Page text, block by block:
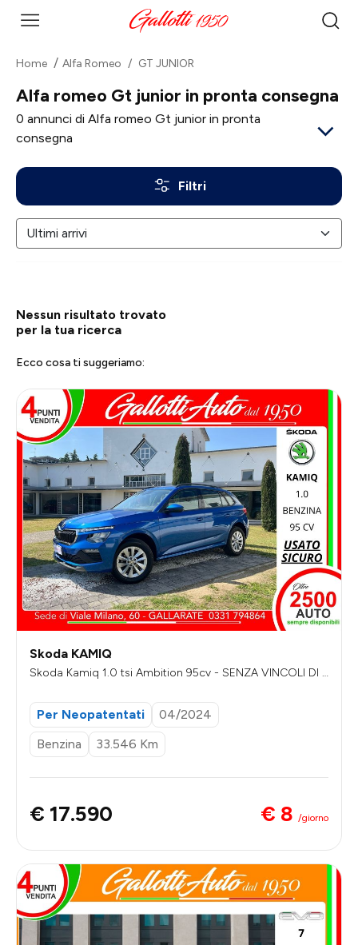
Home Alfa Romeo GT JUNIOR
Alfa romeo Gt junior in pronta consegna
0 annunci di Alfa romeo Gt junior in pronta
consegna
Filtri
Nessun risultato trovato
per la tua ricerca
Ecco cosa ti suggeriamo:
Skoda KAMIQ
Skoda Kamiq 1.0 tsi Ambition 95cv - SENZA VINCOLI DI F
Per Neopatentati
04/2024
Benzina
33.546 Km
€ 17.590 € 8 /giorno